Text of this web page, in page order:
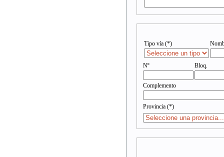
Tipo vía (*)
Nº Bloq.
Complemento
Provincia (*)